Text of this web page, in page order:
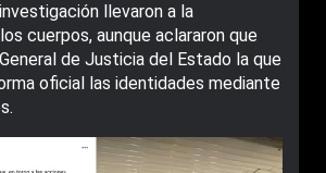
llevaron a la
cuerpos, aunque aclararon que
de Justicia del Estado la que
oficial las identidades mediante